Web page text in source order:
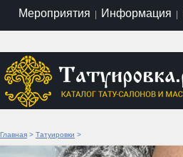
Мероприятия | Информация |
Главная > Татуировки >